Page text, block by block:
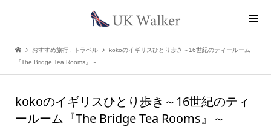
おすすめ旅行 トラベル
kokoのイギリスひとり歩き～16世紀のティールーム
『The Bridge Tea Rooms』～
kokoのイギリスひとり歩き ～16世紀のティ
ールーム『The Bridge Tea Rooms』～